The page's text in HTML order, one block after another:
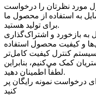
مورد نظرتان را درخواست
به استفاده از محصول ما
برای تولید هستید.
به بازخورد و اشتراک‌گذاری
و کیفیت محصول استفاده
کنترل کیفیت کامل‌تر
کمک می‌کنیم، بنابراین
لطفاً اطمینان دهید.
درخواست نمونه رایگان پر
کنید